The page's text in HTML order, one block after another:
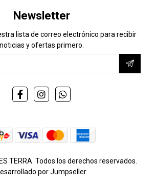
Newsletter
lista de correo electrónico para recibir
noticias y ofertas primero.
TERRA. Todos los derechos reservados.
por Jumpseller.